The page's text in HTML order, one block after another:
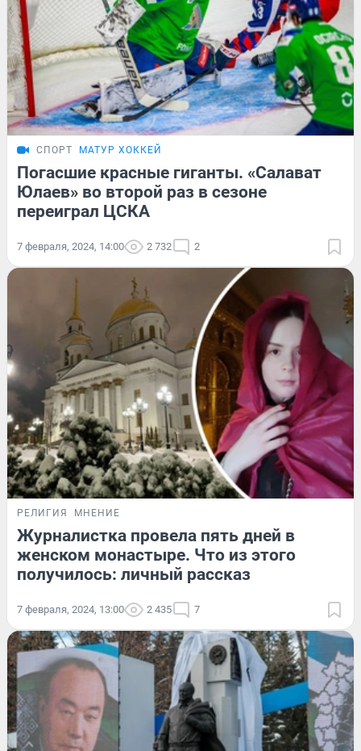
СПОРТ МАТУР ХОККЕЙ
Погасшие красные гиганты. «Салават
Юлаев» во второй раз в сезоне
переиграл ЦСКА
7 февраля, 2024, 14:00 2 732 2
РЕЛИГИЯ МНЕНИЕ
Журналистка провела пять дней в
женском монастыре. Что из этого
получилось: личный рассказ
7 февраля, 2024, 13:00 2 435 7